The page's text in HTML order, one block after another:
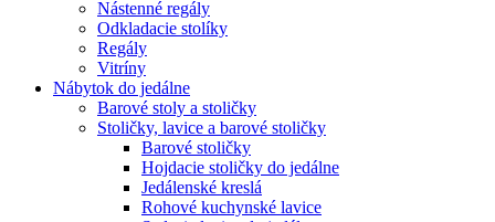
Nástenné regály
Odkladacie stolíky
Regály
Vitríny
Nábytok do jedálne
Barové stoly a stoličky
Stoličky, lavice a barové stoličky
Barové stoličky
Hojdacie stoličky do jedálne
Jedálenské kreslá
Rohové kuchynské lavice